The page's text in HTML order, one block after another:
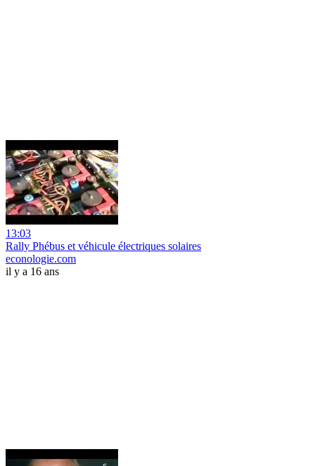
13:03
Rally Phébus et véhicule électriques solaires
econologie.com
il y a 16 ans